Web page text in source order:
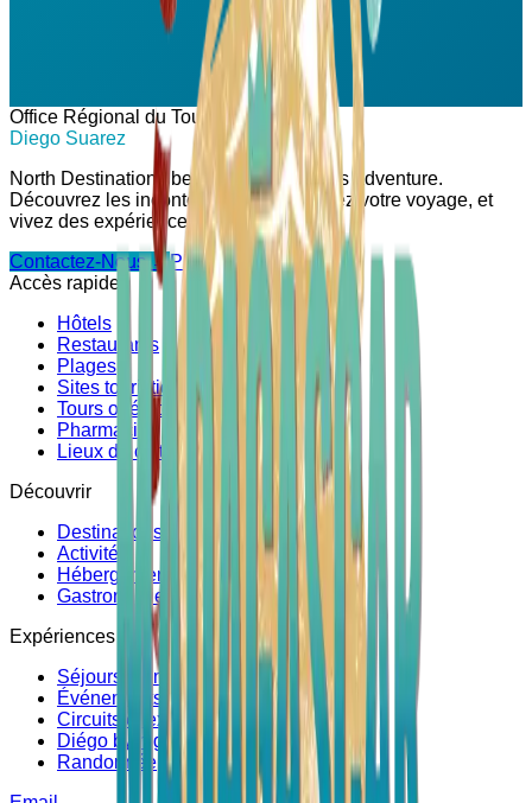
Office Régional du Tourisme
Diego Suarez
North Destination : best escape, endless adventure.
Découvrez les incontournables, préparez votre voyage, et
vivez des expériences uniques.
Contactez-Nous →Planifier mon séjour
Accès rapide
Hôtels
Restaurants
Plages
Sites touristiques
Tours opérateurs
Pharmacies
Lieux de culte traditionnel
Découvrir
Destinations
Activités
Hébergements
Gastronomies
Expériences
Séjours thématiques
Événements
Circuits et excursions
Diégo by night
Randonnée